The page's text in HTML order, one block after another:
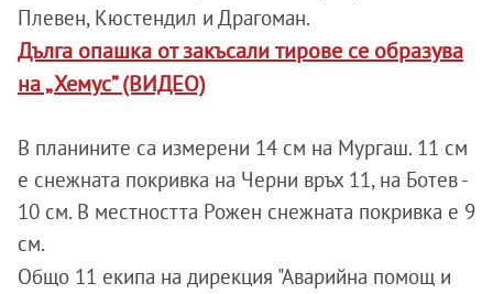
Плевен, Кюстендил и Драгоман.
Дълга опашка от закъсали тирове се образува
на „Хемус” (ВИДЕО)
В планините са измерени 14 см на Мургаш. 11 см
е снежната покривка на Черни връх 11, на Ботев -
10 см. В местността Рожен снежната покривка е 9
см.
Общо 11 екипа на дирекция "Аварийна помощ и